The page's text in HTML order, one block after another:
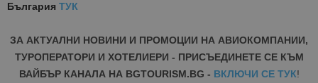
България ТУК
ЗА АКТУАЛНИ НОВИНИ И ПРОМОЦИИ НА АВИОКОМПАНИИ,
ТУРОПЕРАТОРИ И ХОТЕЛИЕРИ - ПРИСЪЕДИНЕТЕ СЕ КЪМ
ВАЙБЪР КАНАЛА НА BGTOURISM.BG - ВКЛЮЧИ СЕ ТУК!